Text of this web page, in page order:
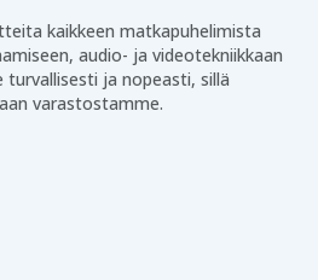
kaikkeen matkapuhelimista
audio- ja videotekniikkaan
turvallisesti ja nopeasti, sillä
varastostamme.